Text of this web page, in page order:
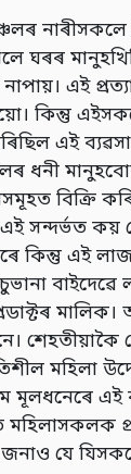
ঘৰৰ
এই
কিন্তু
এই
ধনী
বিক্ৰি
এই সন্দৰ্ভত
কিন্তু এই
মহিলা
মূলধনেৰে এই
যে